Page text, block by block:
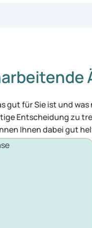
gut für Sie ist und
Entscheidung zu
Ihnen dabei gut